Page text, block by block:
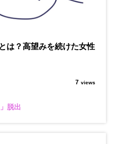
は？高望みを続けた女性
7 views
脱出